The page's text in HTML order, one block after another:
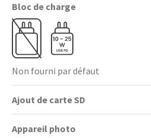
Bloc de charge
Non fourni par défaut
Ajout de carte SD
Appareil photo